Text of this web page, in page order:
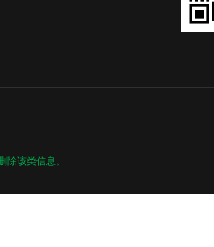
该类信息。